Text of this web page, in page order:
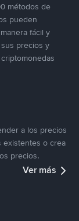
métodos de
pueden
fácil y
precios y
a los precios
existentes o crea
precios.
Ver más